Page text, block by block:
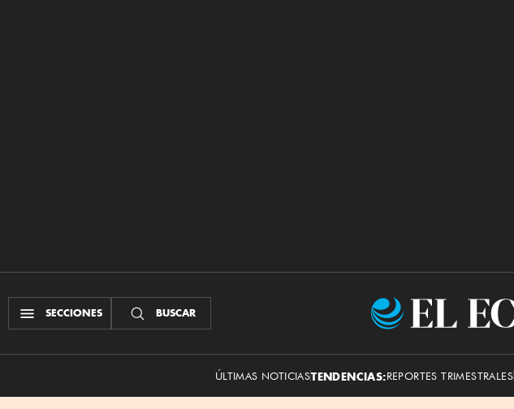
SECCIONES BUSCAR
ÚLTIMAS NOTICIASTENDENCIAS:REPORTES TRIMESTRALES